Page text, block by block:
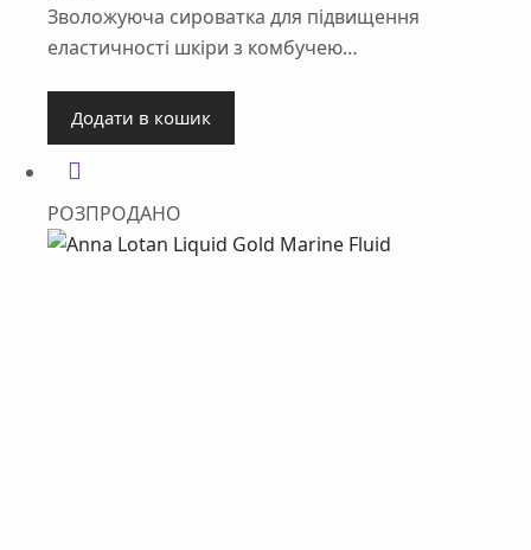
Зволожуюча сироватка для підвищення
еластичності шкіри з комбучею…
Додати в кошик
РОЗПРОДАНО